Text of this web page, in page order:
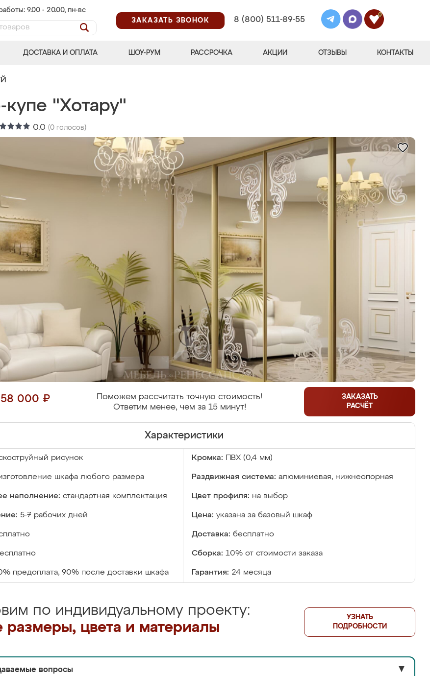
9.00 - 20.00, пн-вс
ЗАКАЗАТЬ ЗВОНОК
8 (800) 511-89-55
0
ДОСТАВКА И ОПЛАТА ШОУ-РУМ РАССРОЧКА АКЦИИ ОТЗЫВЫ КОНТАКТЫ
"Хотару"
0.0 (0 голосов)
58 000 ₽
Поможем рассчитать точную стоимость!
Ответим менее, чем за 15 минут!
ЗАКАЗАТЬ
РАСЧЁТ
Характеристики
рисунок Кромка: ПВХ (0,4 мм)
шкафа любого размера Раздвижная система: алюминиевая, нижнеопорная
наполнение: стандартная комплектация Цвет профиля: на выбор
5-7 рабочих дней Цена: указана за базовый шкаф
Доставка: бесплатно
Сборка: 10% от стоимости заказа
предоплата, 90% после доставки шкафа Гарантия: 24 месяца
по индивидуальному проекту:
цвета и материалы
УЗНАТЬ
ПОДРОБНОСТИ
вопросы ▼